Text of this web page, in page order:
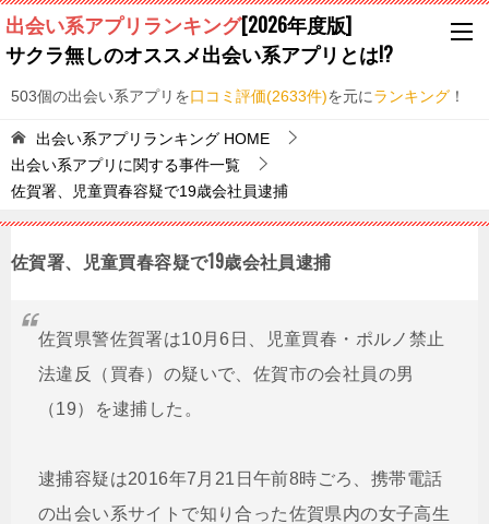
出会い系アプリランキング[2026年度版]
サクラ無しのオススメ出会い系アプリとは!?
503個の出会い系アプリを口コミ評価(2633件)を元にランキング ！
出会い系アプリランキング HOME
出会い系アプリに関する事件一覧
佐賀署、児童買春容疑で19歳会社員逮捕
佐賀署、児童買春容疑で19歳会社員逮捕
佐賀県警佐賀署は10月6日、児童買春・ポルノ禁止
法違反（買春）の疑いで、佐賀市の会社員の男
（19）を逮捕した。
逮捕容疑は2016年7月21日午前8時ごろ、携帯電話
の出会い系サイトで知り合った佐賀県内の女子高生